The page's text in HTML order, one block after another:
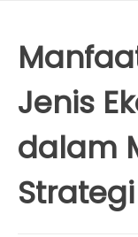
Jenis
dalam